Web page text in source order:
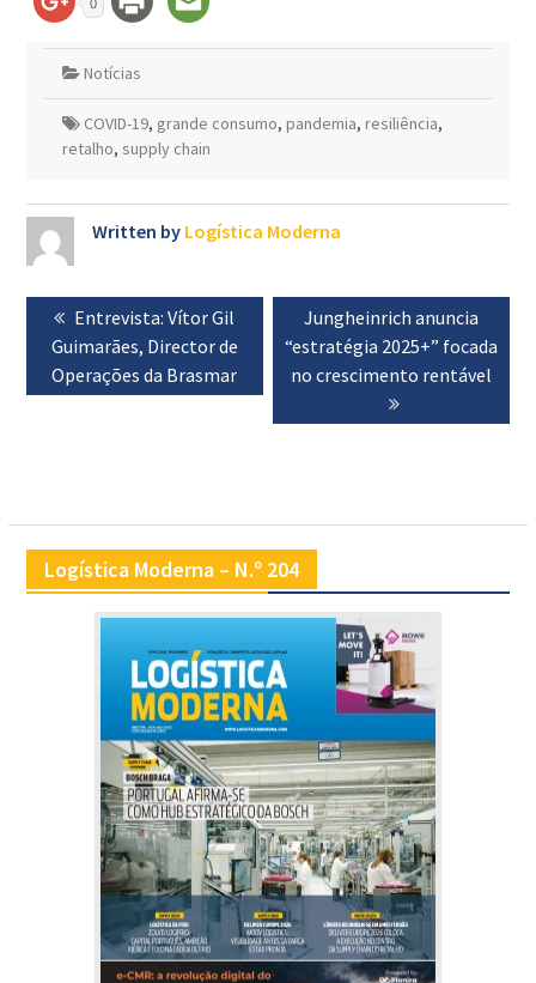
0
Notícias
COVID-19, grande consumo, pandemia, resiliência,
retalho, supply chain
Written by Logística Moderna
Navegação
artigos
Previous
post:
Entrevista: Vítor Gil
Guimarães, Director de
Operações da Brasmar
Next
post:
Jungheinrich anuncia
“estratégia 2025+” focada
no crescimento rentável
Logística Moderna – N.º 204